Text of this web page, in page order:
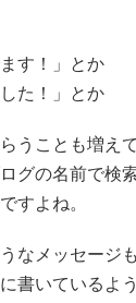
す！」とか
た！」とか
うことも増え
グの名前で検
すよね。
なメッセージ
書いているよ